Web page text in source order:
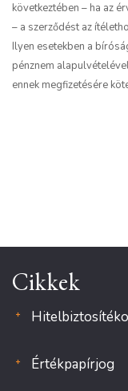
következtében – ha az
– a szerződést az
Ilyen esetekben a
pénznem
ennek megfizetésére
Cikkek
Értékpapírjog